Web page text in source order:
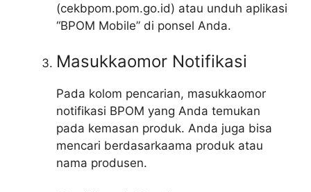
(cekbpom.pom.go.id) atau unduh aplikasi
“BPOM Mobile” di ponsel Anda.
Masukkaomor Notifikasi
Pada kolom pencarian, masukkaomor
notifikasi BPOM yang Anda temukan
pada kemasan produk. Anda juga bisa
mencari berdasarkaama produk atau
nama produsen.